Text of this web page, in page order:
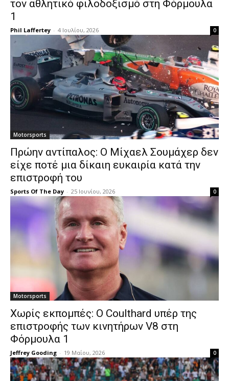
τον αθλητικό φιλοδοξισμό στη Φόρμουλα
1
Phil Laffertey - 4 Ιουλίου, 2026 0
Motorsports
Πρώην αντίπαλος: Ο Μίχαελ Σουμάχερ δεν
είχε ποτέ μια δίκαιη ευκαιρία κατά την
επιστροφή του
Sports Of The Day - 25 Ιουνίου, 2026 0
Motorsports
Χωρίς εκπομπές: Ο Coulthard υπέρ της
επιστροφής των κινητήρων V8 στη
Φόρμουλα 1
Jeffrey Gooding - 19 Μαΐου, 2026 0